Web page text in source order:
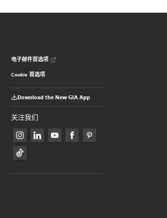
电子邮件首选项
Cookie 首选项
Download the New GIA App
关注我们